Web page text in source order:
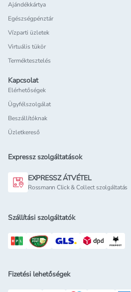
Ajándékkártya
Egészségpénztár
Vízparti üzletek
Virtuális tükör
Terméktesztelés
Kapcsolat
Elérhetőségek
Ügyfélszolgálat
Beszállítóknak
Üzletkereső
Expressz szolgáltatások
EXPRESSZ ÁTVÉTEL
Rossmann Click & Collect szolgáltatás
Szállítási szolgáltatók
Fizetési lehetőségek